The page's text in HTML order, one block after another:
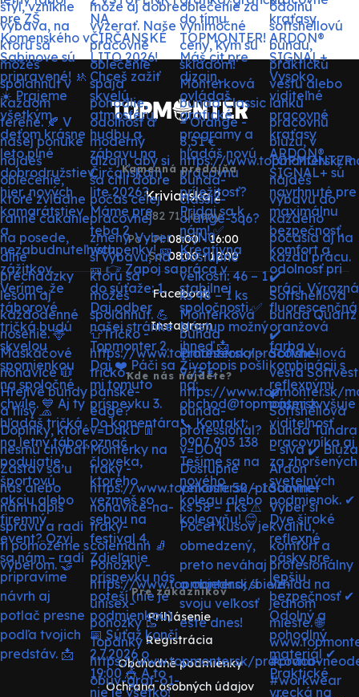
Kamenná predajňa
Krivianska 2
082 71 Lipany
Po - Pi:
So:
08:00 - 16:00
08:00 - 12:00
Facebook
Instagram
Kde nás nájdete?
Pre zákazníkov
Prihlásenie
Registrácia
Obchodné podmienky
Ochrana osobných údajov